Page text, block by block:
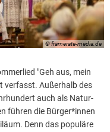
© framerate-media.de
"Geh aus, mein
verfasst. Außerhalb des
auch als Natur-
führen die Bürger*innen
Denn das populäre